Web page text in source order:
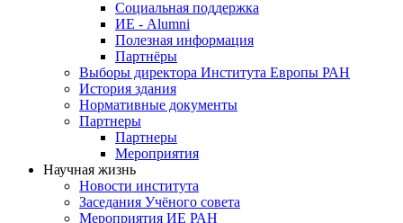
Социальная поддержка
ИЕ - Alumni
Полезная информация
Партнёры
Выборы директора Института Европы РАН
История здания
Нормативные документы
Партнеры
Партнеры
Мероприятия
Научная жизнь
Новости института
Заседания Учёного совета
Мероприятия ИЕ РАН